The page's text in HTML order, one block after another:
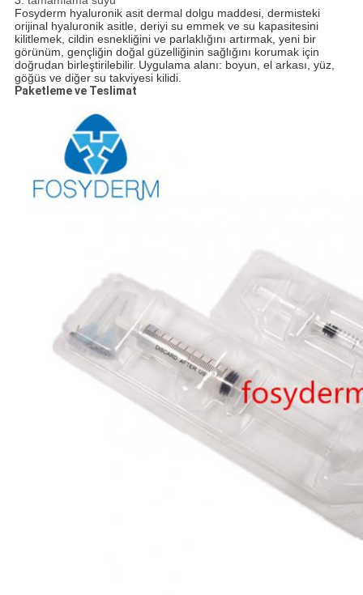
Fosyderm hyaluronik asit dermal dolgu maddesi, dermisteki
orijinal hyaluronik asitle, deriyi su emmek ve su kapasitesini
kilitlemek, cildin esnekliğini ve parlaklığını artırmak, yeni bir
görünüm, gençliğin doğal güzelliğinin sağlığını korumak için
doğrudan birleştirilebilir. Uygulama alanı: boyun, el arkası, yüz,
göğüs ve diğer su takviyesi kilidi.
Paketleme ve Teslimat